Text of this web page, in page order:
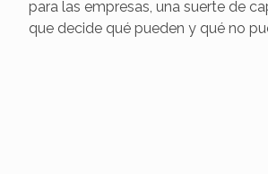
para las empresas, una suerte de
que decide qué pueden y qué no